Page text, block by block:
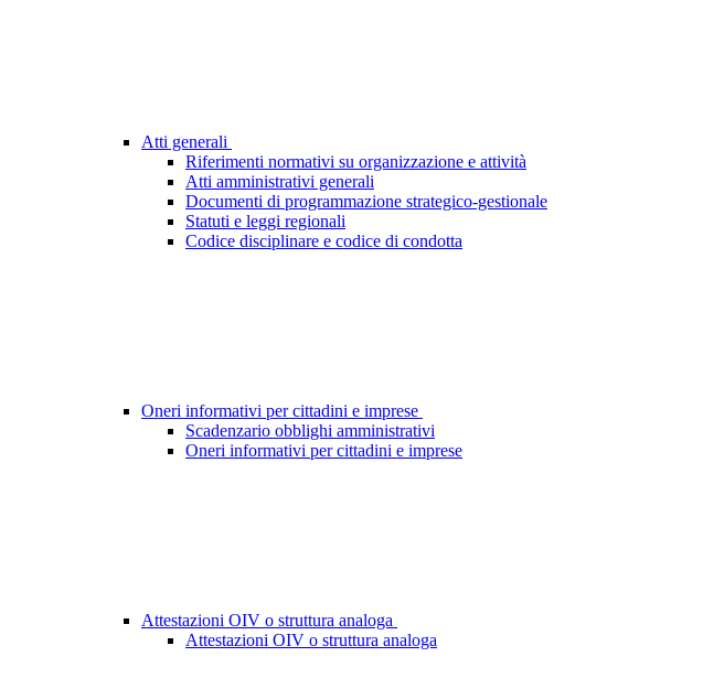
Atti generali
Riferimenti normativi su organizzazione e attività
Atti amministrativi generali
Documenti di programmazione strategico-gestionale
Statuti e leggi regionali
Codice disciplinare e codice di condotta
Oneri informativi per cittadini e imprese
Scadenzario obblighi amministrativi
Oneri informativi per cittadini e imprese
Attestazioni OIV o struttura analoga
Attestazioni OIV o struttura analoga